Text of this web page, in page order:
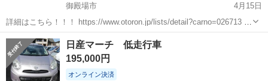
御殿場市
4月15日
詳細はこちら！！！ https://www.otoron.jp/lists/detail?carno=026713 オ
トロンの自社ローンは金利無し！！！ 他社で断られた方でも、自己破
産、債務整理、ローンブラック...
静岡 御殿場市 ルークス
日産マーチ 低走行車
195,000円
オンライン決済